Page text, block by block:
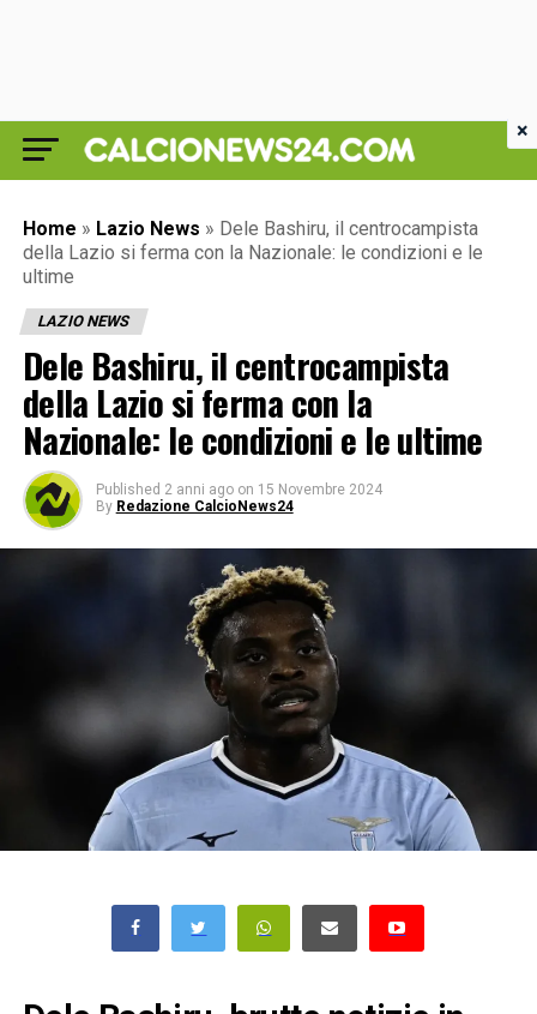
Home » Lazio News » Dele Bashiru, il centrocampista
della Lazio si ferma con la Nazionale: le condizioni e le
ultime
LAZIO NEWS
Dele Bashiru, il centrocampista
della Lazio si ferma con la
Nazionale: le condizioni e le ultime
Published 2 anni ago on 15 Novembre 2024
By Redazione CalcioNews24
×